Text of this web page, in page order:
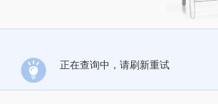
正在查询中，请刷新重试